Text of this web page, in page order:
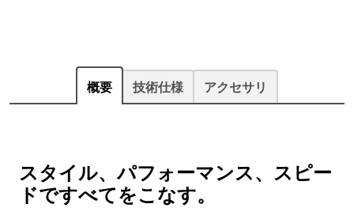
概要 技術仕様 アクセサリ
スタイル、パフォーマンス、スピー
ドですべてをこなす。